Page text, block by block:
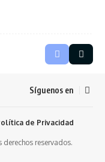
Síguenos en
reservados.
de Privacidad